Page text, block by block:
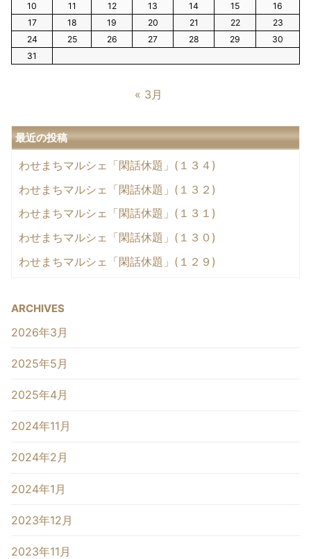
10
11 12 13 14 15
16
17
18 19 20 21 22
23
24
25 26 27 28 29
30
31
« 3月
最近の投稿
わせまちマルシェ「閑話休題」(１３４)
わせまちマルシェ「閑話休題」(１３２)
わせまちマルシェ「閑話休題」(１３１)
わせまちマルシェ「閑話休題」(１３０)
わせまちマルシェ「閑話休題」(１２９)
ARCHIVES
2026年3月
2025年5月
2025年4月
2024年11月
2024年2月
2024年1月
2023年12月
2023年11月